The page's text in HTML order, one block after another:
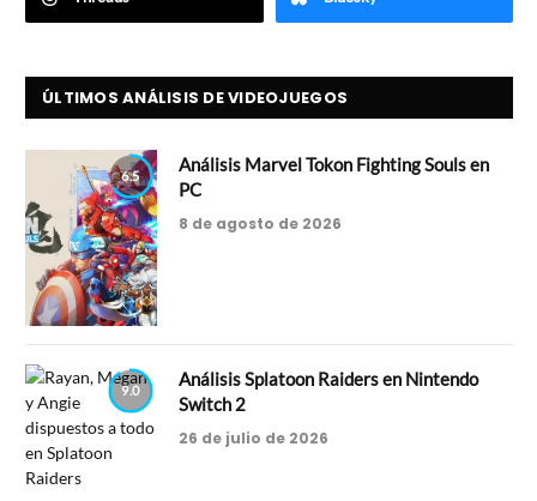
ÚLTIMOS ANÁLISIS DE VIDEOJUEGOS
6.5
Análisis Marvel Tokon Fighting Souls en
PC
8 de agosto de 2026
9.0
Análisis Splatoon Raiders en Nintendo
Switch 2
26 de julio de 2026